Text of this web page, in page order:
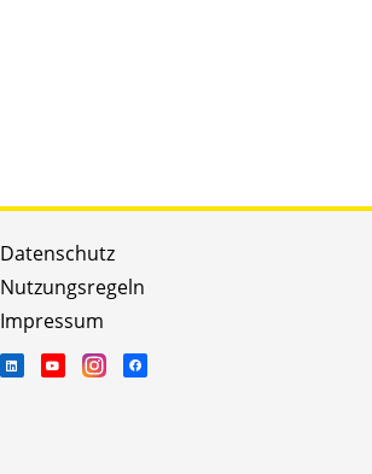
Datenschutz
Nutzungsregeln
Impressum